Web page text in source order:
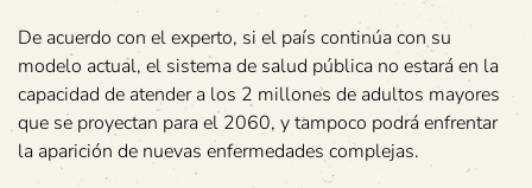
De acuerdo con el experto, si el país continúa con su
modelo actual, el sistema de salud pública no estará en la
capacidad de atender a los 2 millones de adultos mayores
que se proyectan para el 2060, y tampoco podrá enfrentar
la aparición de nuevas enfermedades complejas.